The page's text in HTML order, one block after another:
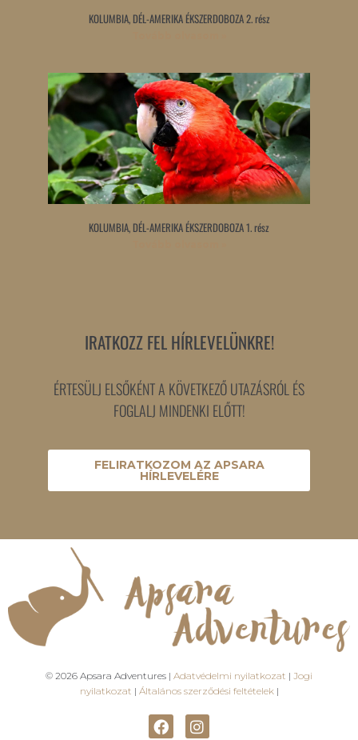
KOLUMBIA, DÉL-AMERIKA ÉKSZERDOBOZA 2. rész
KOLUMBIA, DÉL-AMERIKA ÉKSZERDOBOZA 1. rész
IRATKOZZ FEL HÍRLEVELÜNKRE!
ÉRTESÜLJ ELSŐKÉNT A KÖVETKEZŐ UTAZÁSRÓL ÉS
FOGLALJ MINDENKI ELŐTT!
FELIRATKOZOM AZ APSARA
HÍRLEVELÉRE
© 2026 Apsara Adventures | Adatvédelmi nyilatkozat | Jogi
nyilatkozat | Általános szerződési feltételek |